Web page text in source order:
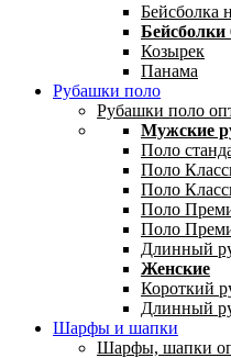
Бейсболка
Козырек
Панама
Рубашки поло
Рубашки поло
Мужские
Поло
Поло
Поло
Поло
Поло
Длинный
Женские
Короткий
Длинный
Шарфы и шапки
Шарфы, шапки